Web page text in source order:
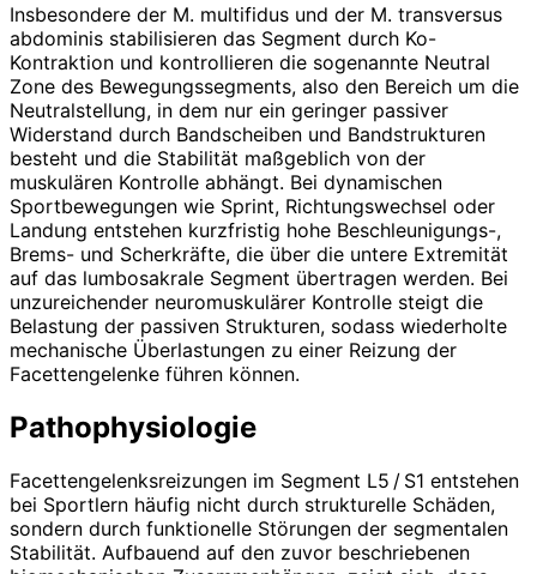
Insbesondere der M. multifidus und der M. transversus
abdominis stabilisieren das Segment durch Ko-
Kontraktion und kontrollieren die sogenannte Neutral
Zone des Bewegungssegments, also den Bereich um die
Neutralstellung, in dem nur ein geringer passiver
Widerstand durch Bandscheiben und Bandstrukturen
besteht und die Stabilität maßgeblich von der
muskulären Kontrolle abhängt. Bei dynamischen
Sportbewegungen wie Sprint, Richtungswechsel oder
Landung entstehen kurzfristig hohe Beschleunigungs-,
Brems- und Scherkräfte, die über die untere Extremität
auf das lumbosakrale Segment übertragen werden. Bei
unzureichender neuromuskulärer Kontrolle steigt die
Belastung der passiven Strukturen, sodass wiederholte
mechanische Überlastungen zu einer Reizung der
Facettengelenke führen können.
Pathophysiologie
Facettengelenksreizungen im Segment L5 / S1 entstehen
bei Sportlern häufig nicht durch strukturelle Schäden,
sondern durch funktionelle Störungen der segmentalen
Stabilität. Aufbauend auf den zuvor beschriebenen